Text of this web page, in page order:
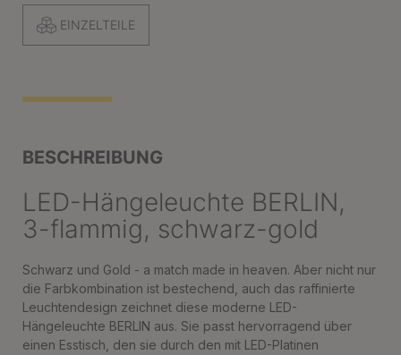
EINZELTEILE
BESCHREIBUNG
LED-Hängeleuchte BERLIN,
3-flammig, schwarz-gold
Schwarz und Gold - a match made in heaven. Aber nicht nur
die Farbkombination ist bestechend, auch das raffinierte
Leuchtendesign zeichnet diese moderne LED-
Hängeleuchte BERLIN aus. Sie passt hervorragend über
einen Esstisch, den sie durch den mit LED-Platinen